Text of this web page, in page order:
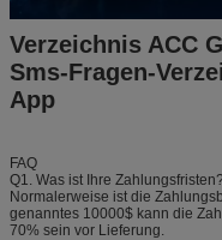
Verzeichnis ACC
Sms-Fragen-
App
FAQ
Q1. Was ist Ihre Zahlungsfristen?
Normalerweise ist die
genanntes 10000$ kann die
70% sein vor Lieferung.